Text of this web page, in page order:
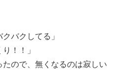
バクしてる」
！！」
たので、無くなるのは寂しい